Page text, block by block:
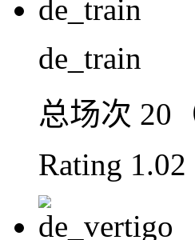
de_train
总场次 20
Rating 1.02